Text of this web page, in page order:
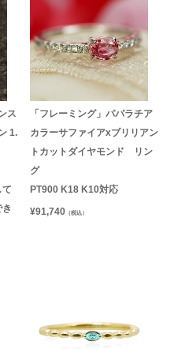
ス
1.
「フレーミング」パパラチア
カラーサファイアxブリリアン
トカットダイヤモンド リン
グ
PT900 K18 K10対応
¥91,740 （税込）